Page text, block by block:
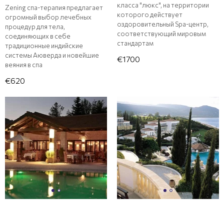
Zening спа-терапия предлагает
огромный выбор лечебных
процедур для тела,
соединяющих в себе
традиционные индийские
системы Аюверда и новейшие
веяния в спа
€620
класса "люкс", на территории
которого действует
оздоровительный Spa-центр,
соответствующий мировым
стандартам
€1700